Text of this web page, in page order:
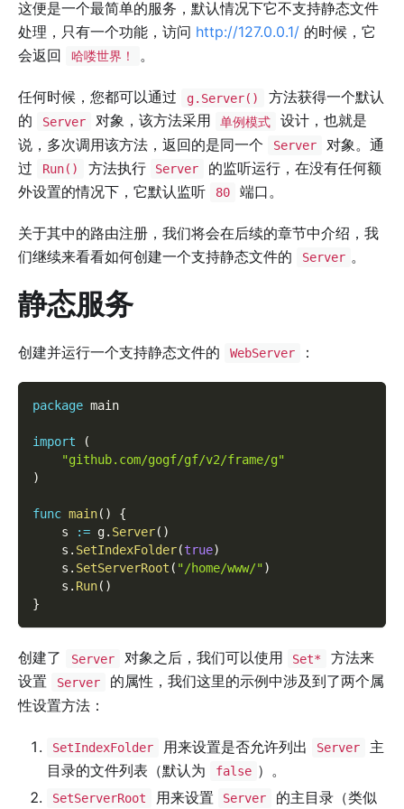
这便是一个最简单的服务，默认情况下它不支持静态文件
处理，只有一个功能，访问 http://127.0.0.1/ 的时候，它
会返回
哈喽世界！ 。
任何时候，您都可以通过 g.Server()
方法获得一个默认
的
Server 对象，该方法采用 单例模式
设计，也就是
说，多次调用该方法，返回的是同一个
Server
对象。通
过
Run() 方法执行 Server
的监听运行，在没有任何额
外设置的情况下，它默认监听
80 端口。
关于其中的路由注册，我们将会在后续的章节中介绍，我
们继续来看看如何创建一个支持静态文件的
Server 。
静态服务
创建并运行一个支持静态文件的 WebServer ：
package main
import
(
"github.com/gogf/gf/v2/frame/g"
)
func main( )
{
    s
:= g. Server( )
    s
. SetIndexFolder(true)
    s
. SetServerRoot ( "/home/www/")
    s
. Run( )
}
创建了 Server 对象之后，我们可以使用 Set*
方法来
设置
Server
的属性，我们这里的示例中涉及到了两个属
性设置方法：
SetIndexFolder 用来设置是否允许列出 Server
主
目录的文件列表（默认为
false ）。
SetServerRoot 用来设置 Server 的主目录（类似